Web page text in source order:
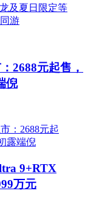
2688元起售，
倪
9+RTX
万元